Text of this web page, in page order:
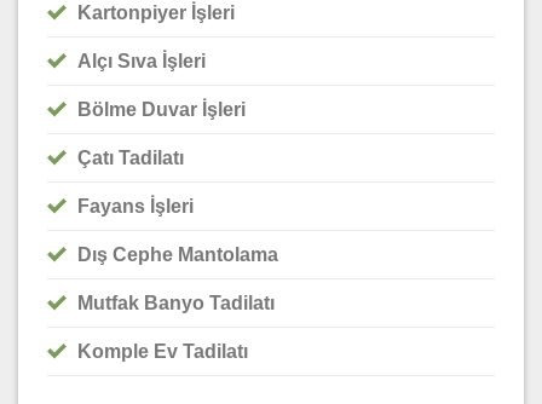
Kartonpiyer İşleri
Alçı Sıva İşleri
Bölme Duvar İşleri
Çatı Tadilatı
Fayans İşleri
Dış Cephe Mantolama
Mutfak Banyo Tadilatı
Komple Ev Tadilatı